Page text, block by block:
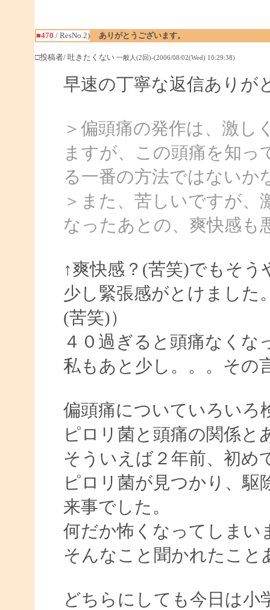
■470 / ResNo.2) ありがとうございます。
□投稿者/ 吐きたくない 一般人(2回)-(2006/08/02(Wed) 10:29:38)
早速の丁寧な返信ありが
＞偏頭痛の発作は、激し
ますが、この頭痛を知
る一番の方法ではないか
＞また、苦しいですが、
なったあとの、爽快感も
↑爽快感？(苦笑)でもそ
少し緊張感がとけました
(苦笑)）
４０過ぎると頭痛なく
私もあと少し。。。その
偏頭痛についていろいろ
ピロリ菌と頭痛の関係と
そういえば２年前、初め
ピロリ菌が見つかり、駆
来事でした。
何だか怖くなってしまい
そんなこと聞かれたこと
どちらにしても今日は小